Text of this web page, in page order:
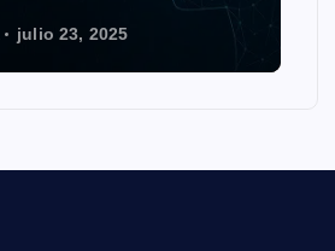
julio 23, 2025